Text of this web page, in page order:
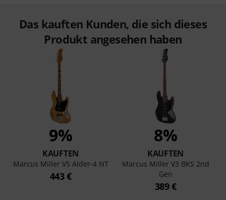
Das kauften Kunden, die sich dieses
Produkt angesehen haben
9%
KAUFTEN
Marcus Miller V5 Alder-4 NT
443 €
8%
KAUFTEN
Marcus Miller V3 BKS 2nd
Gen
389 €